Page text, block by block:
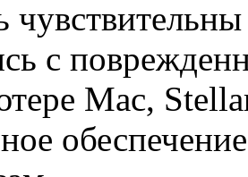
с
Mac,